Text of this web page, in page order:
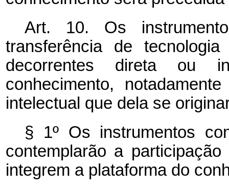
Art. 10. Os
transferência de
decorrentes direta ou
conhecimento,
intelectual que dela se
§ 1º Os instrumentos
contemplarão a
integrem a plataforma do